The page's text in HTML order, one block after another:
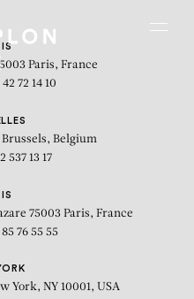
Paris, France
72 14 10
Brussels, Belgium
537 13 17
75003 Paris, France
76 55 55
York, NY 10001, USA